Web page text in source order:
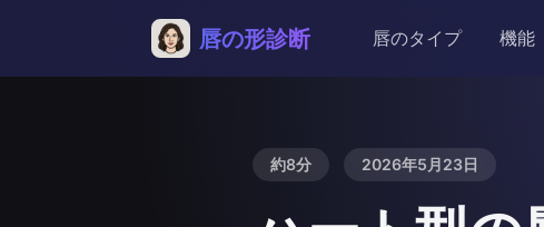
唇の形診断 唇のタイプ 機能
約8分 2026年5月23日